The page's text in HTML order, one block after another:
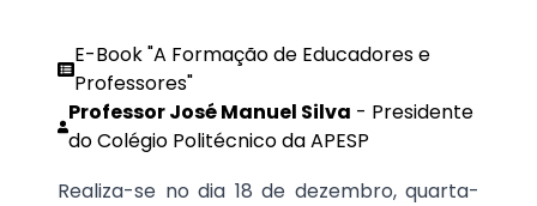
E-Book "A Formação de Educadores e
Professores"
Professor José Manuel Silva - Presidente
do Colégio Politécnico da APESP
Realiza-se no dia 18 de dezembro, quarta-